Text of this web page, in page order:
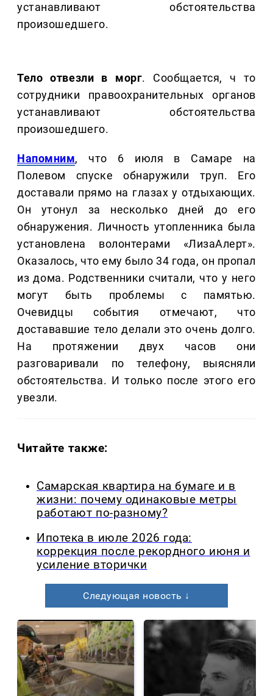
устанавливают обстоятельства
произошедшего.
Тело отвезли в морг. Сообщается, ч то
сотрудники правоохранительных органов
устанавливают обстоятельства
произошедшего.
Напомним, что 6 июля в Самаре на
Полевом спуске обнаружили труп. Его
доставали прямо на глазах у отдыхающих.
Он утонул за несколько дней до его
обнаружения. Личность утопленника была
установлена волонтерами «ЛизаАлерт».
Оказалось, что ему было 34 года, он пропал
из дома. Родственники считали, что у него
могут быть проблемы с памятью.
Очевидцы события отмечают, что
достававшие тело делали это очень долго.
На протяжении двух часов они
разговаривали по телефону, выясняли
обстоятельства. И только после этого его
увезли.
Читайте также:
Самарская квартира на бумаге и в
жизни: почему одинаковые метры
работают по-разному?
Ипотека в июле 2026 года:
коррекция после рекордного июня и
усиление вторички
Следующая новость ↓